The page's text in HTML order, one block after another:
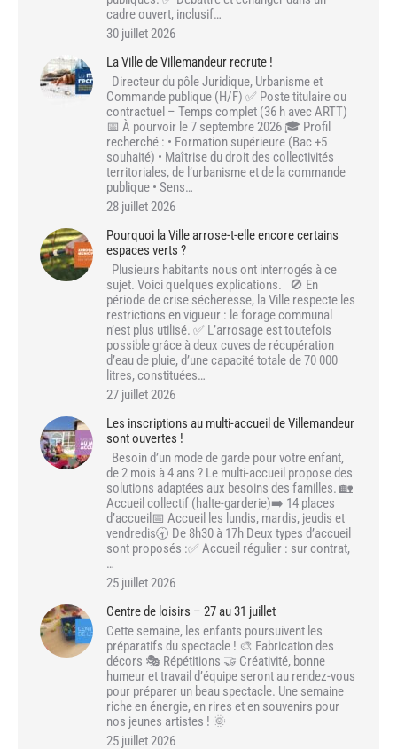
cadre ouvert, inclusif…
30 juillet 2026
La Ville de Villemandeur recrute !
Directeur du pôle Juridique, Urbanisme et
Commande publique (H/F) ✅ Poste titulaire ou
contractuel – Temps complet (36 h avec ARTT)
📅 À pourvoir le 7 septembre 2026 🎓 Profil
recherché : • Formation supérieure (Bac +5
souhaité) • Maîtrise du droit des collectivités
territoriales, de l’urbanisme et de la commande
publique • Sens…
28 juillet 2026
Pourquoi la Ville arrose-t-elle encore certains
espaces verts ?
Plusieurs habitants nous ont interrogés à ce
sujet. Voici quelques explications. 🚫 En
période de crise sécheresse, la Ville respecte les
restrictions en vigueur : le forage communal
n’est plus utilisé. ✅ L’arrosage est toutefois
possible grâce à deux cuves de récupération
d’eau de pluie, d’une capacité totale de 70 000
litres, constituées…
27 juillet 2026
Les inscriptions au multi-accueil de Villemandeur
sont ouvertes !
Besoin d’un mode de garde pour votre enfant,
de 2 mois à 4 ans ? Le multi-accueil propose des
solutions adaptées aux besoins des familles. 🏡
Accueil collectif (halte-garderie)➡️ 14 places
d’accueil📅 Accueil les lundis, mardis, jeudis et
vendredis🕣 De 8h30 à 17h Deux types d’accueil
sont proposés :✅ Accueil régulier : sur contrat,
…
25 juillet 2026
Centre de loisirs – 27 au 31 juillet
Cette semaine, les enfants poursuivent les
préparatifs du spectacle ! 🎨 Fabrication des
décors 🎭 Répétitions 🤝 Créativité, bonne
humeur et travail d’équipe seront au rendez-vous
pour préparer un beau spectacle. Une semaine
riche en énergie, en rires et en souvenirs pour
nos jeunes artistes ! 🌞
25 juillet 2026